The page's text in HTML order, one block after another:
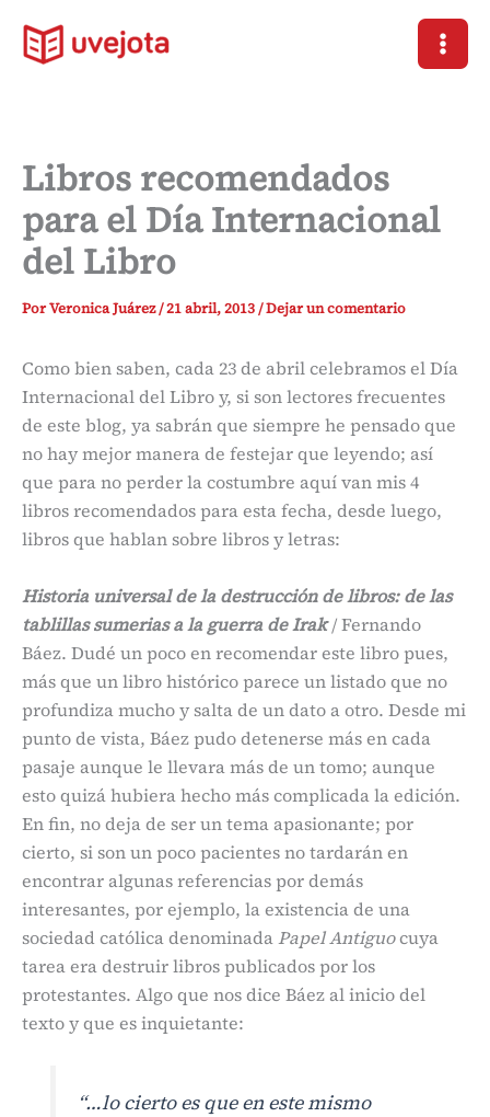
contenido
Libros recomendados
para el Día Internacional
del Libro
PorVeronica Juárez/21 abril, 2013/Dejar un comentario
Como bien saben, cada 23 de abril celebramos el Día
Internacional del Libro y, si son lectores frecuentes
de este blog, ya sabrán que siempre he pensado que
no hay mejor manera de festejar que leyendo; así
que para no perder la costumbre aquí van mis 4
libros recomendados para esta fecha, desde luego,
libros que hablan sobre libros y letras:
Historia universal de la destrucción de libros: de las
tablillas sumerias a la guerra de Irak / Fernando
Báez. Dudé un poco en recomendar este libro pues,
más que un libro histórico parece un listado que no
profundiza mucho y salta de un dato a otro. Desde mi
punto de vista, Báez pudo detenerse más en cada
pasaje aunque le llevara más de un tomo; aunque
esto quizá hubiera hecho más complicada la edición.
En fin, no deja de ser un tema apasionante; por
cierto, si son un poco pacientes no tardarán en
encontrar algunas referencias por demás
interesantes, por ejemplo, la existencia de una
sociedad católica denominadaPapel Antiguocuya
tarea era destruir libros publicados por los
protestantes. Algo que nos dice Báez al inicio del
texto y que es inquietante:
“…lo cierto es que en este mismo